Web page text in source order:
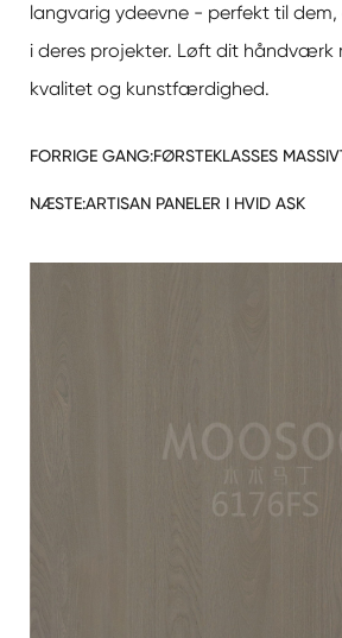
langvarig ydeevne - perfekt til
i deres projekter. Løft dit håndværk
kvalitet og kunstfærdighed.
FORRIGE GANG:FØRSTEKLASSES
NÆSTE:ARTISAN PANELER I HVID ASK